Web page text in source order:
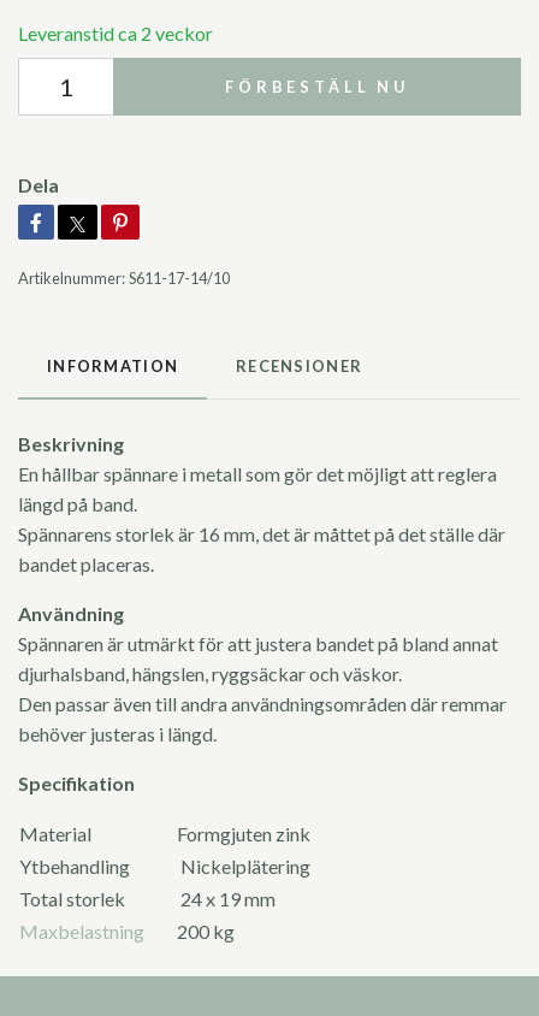
Leveranstid ca 2 veckor
FÖRBESTÄLL NU
Dela
Artikelnummer:S611-17-14/10
INFORMATION RECENSIONER
Beskrivning
En hållbar spännare i metall som gör det möjligt att reglera
längd på band.
Spännarens storlek är 16 mm, det är måttet på det ställe där
bandet placeras.
Användning
Spännaren är utmärkt för att justera bandet på bland annat
djurhalsband, hängslen, ryggsäckar och väskor.
Den passar även till andra användningsområden där remmar
behöver justeras i längd.
Specifikation
Material
Formgjuten zink
Ytbehandling
Nickelplätering
Total storlek
24 x 19 mm
Maxbelastning
200 kg